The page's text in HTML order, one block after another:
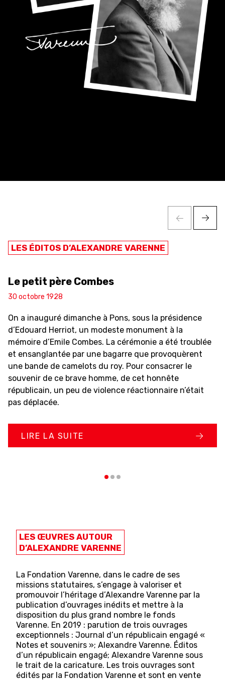
LES ÉDITOS D’ALEXANDRE VARENNE
Le petit père Combes
30 octobre 1928
On a inauguré dimanche à Pons, sous la présidence
d’Edouard Herriot, un modeste monument à la
mémoire d’Emile Combes. La cérémonie a été troublée
et ensanglantée par une bagarre que provoquèrent
une bande de camelots du roy. Pour consacrer le
souvenir de ce brave homme, de cet honnête
républicain, un peu de violence réactionnaire n’était
pas déplacée.
LIRE LA SUITE
LES ŒUVRES AUTOUR
D’ALEXANDRE VARENNE
La Fondation Varenne, dans le cadre de ses
missions statutaires, s’engage à valoriser et
promouvoir l’héritage d’Alexandre Varenne par la
publication d’ouvrages inédits et mettre à la
disposition du plus grand nombre le fonds
Varenne. En 2019 : parution de trois ouvrages
exceptionnels : Journal d’un républicain engagé «
Notes et souvenirs »; Alexandre Varenne. Éditos
d’un républicain engagé; Alexandre Varenne sous
le trait de la caricature. Les trois ouvrages sont
édités par la Fondation Varenne et sont en vente